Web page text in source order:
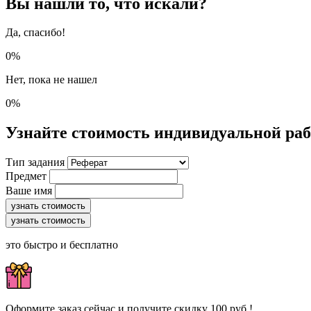
Да, спасибо!
0%
Нет, пока не нашел
0%
Узнайте стоимость индивидуальной
Тип задания
Предмет
Ваше имя
узнать стоимость
узнать стоимость
это быстро и бесплатно